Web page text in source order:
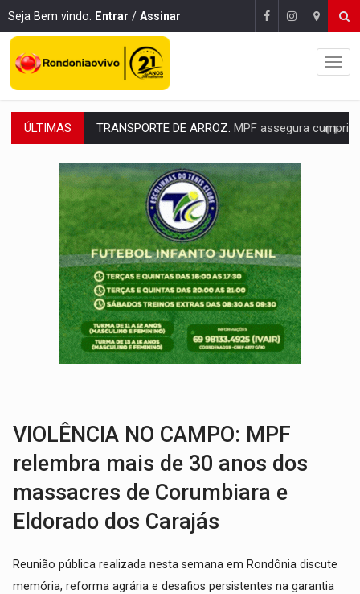
Seja Bem vindo. Entrar / Assinar
ÚLTIMAS DEEPFAKE:Sancionada lei contra violência sexual infantil na
COLEGIADO:Brasil e Rússia discutem energia nuclear, defesa e
URGENTE:Colisão entre caminhão e carro deixa quatro mortos e um em
ENCONTRO:Amazônia Negra ganha projeção nacional com participação de
PREVISÃO:Porto Velho tem chances de chuvas isoladas nesta
SINDICATOS UNIDOS:Assembleia Geral delibera greve da educação
PROCESSO SELETIVO:Rondoniaovivo abre oficina de Comunicação com
AGOSTO LILÁS:MPRO lança de portal e promove reflexão sobre trajetória da
VIOLÊNCIA NO CAMPO: MPF
relembra mais de 30 anos dos
massacres de Corumbiara e
Eldorado dos Carajás
Reunião pública realizada nesta semana em Rondônia discute
memória, reforma agrária e desafios persistentes na garantia